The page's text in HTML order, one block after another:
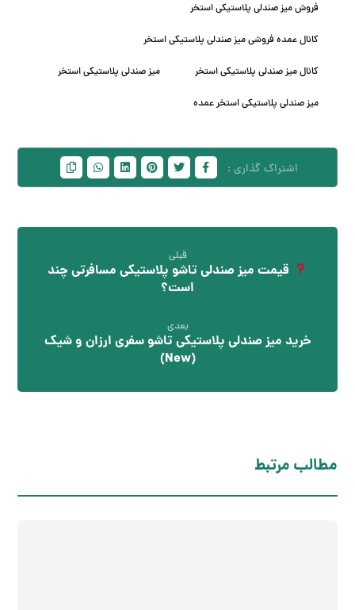
فروش میز صندلی پلاستیکی استخر
کانال عمده فروشی میز صندلی پلاستیکی استخر
کانال میز صندلی پلاستیکی استخر میز صندلی پلاستیکی استخر
میز صندلی پلاستیکی استخر عمده
قبلی
قیمت میز صندلی تاشو پلاستیکی مسافرتی چند
است؟
بعدی
خرید میز صندلی پلاستیکی تاشو سفری ارزان و شیک
(New)
مطالب مرتبط